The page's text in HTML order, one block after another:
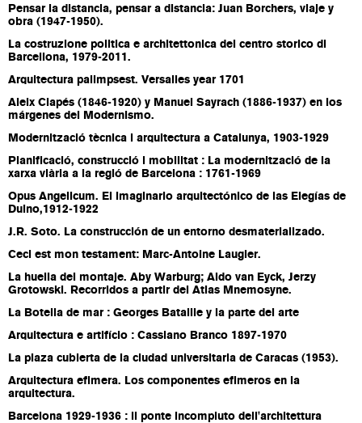
Pensar la distancia, pensar a distancia: Juan Borchers, viaje y
obra (1947-1950).
La costruzione politica e architettonica del centro storico di
Barcellona, 1979-2011.
Arquitectura palimpsest. Versalles year 1701
Aleix Clapés (1846-1920) y Manuel Sayrach (1886-1937) en los
márgenes del Modernismo.
Modernització tècnica i arquitectura a Catalunya, 1903-1929
Planificació, construcció i mobilitat : La modernització de la
xarxa viària a la regió de Barcelona : 1761-1969
Opus Angelicum. El imaginario arquitectónico de las Elegías de
Duino,1912-1922
J.R. Soto. La construcción de un entorno desmaterializado.
Ceci est mon testament: Marc-Antoine Laugier.
La huella del montaje. Aby Warburg; Aldo van Eyck, Jerzy
Grotowski. Recorridos a partir del Atlas Mnemosyne.
La Botella de mar : Georges Bataille y la parte del arte
Arquitectura e artifício : Cassiano Branco 1897-1970
La plaza cubierta de la ciudad universitaria de Caracas (1953).
Arquitectura efimera. Los componentes efimeros en la
arquitectura.
Barcelona 1929-1936 : il ponte incompiuto dell'architettura